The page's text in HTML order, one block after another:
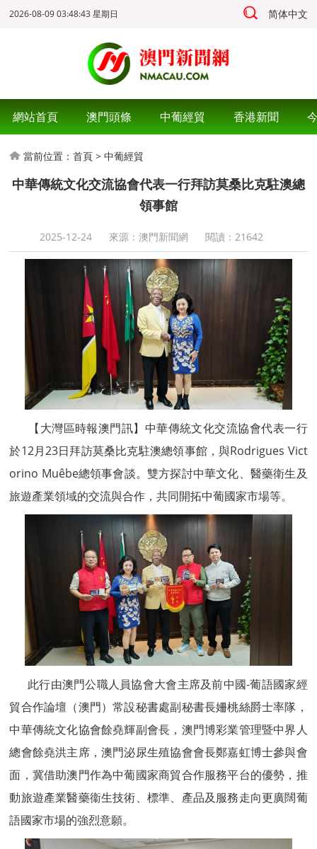
2026-08-09 03:48:44 星期日 简体中文
網站首頁 澳門頭條 中葡經貿 香港新聞
當前位置：首頁 >中葡經貿
中華傳統文化交流協會代表一行拜訪莫桑比克駐澳總
領事館
2025-12-24 來源：澳門新聞網 閱讀： 21642
【大灣區時報澳門訊】中華傳統文化交流協會代表一行
於12月23日拜訪莫桑比克駐澳總領事館，與Rodrigues Vict
orino Muêbe總領事會談。雙方探討中華文化、醫藥衛生及
旅遊產業領域的交流與合作，共同開拓中葡國家市場等。
此行由澳門公職人員協會大會主席及前中國-葡語國家經
貿合作論壇（澳門）常設秘書處副秘書長姍桃絲爵士率隊，
中華傳統文化協會餘堯輝副會長，澳門博彩業管理暨中界人
總會餘堯洪主席，澳門泌尿生殖協會會長鄭嘉虹博士參與會
面，冀借助澳門作為中葡國家商貿合作服務平台的優勢，推
動旅遊產業醫藥衞生技術、標準、產品及服務走向更廣闊葡
語國家市場的強烈意願。